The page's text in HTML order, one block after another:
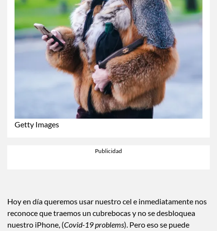
Getty Images
Hoy en día queremos usar nuestro cel e inmediatamente nos
reconoce que traemos un cubrebocas y no se desbloquea
nuestro iPhone, (Covid-19 problems). Pero eso se puede